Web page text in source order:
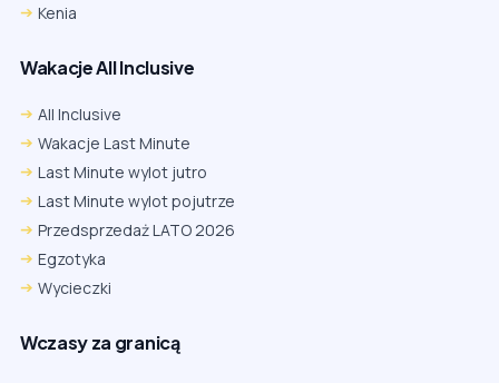
Kenia
Wakacje All Inclusive
All Inclusive
Wakacje Last Minute
Last Minute wylot jutro
Last Minute wylot pojutrze
Przedsprzedaż LATO 2026
Egzotyka
Wycieczki
Wczasy za granicą